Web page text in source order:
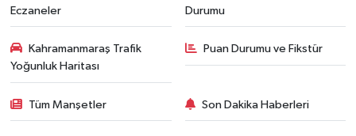
Eczaneler
Durumu
Kahramanmaraş Trafik
Yoğunluk Haritası
Puan Durumu ve Fikstür
Tüm Manşetler Son Dakika Haberleri